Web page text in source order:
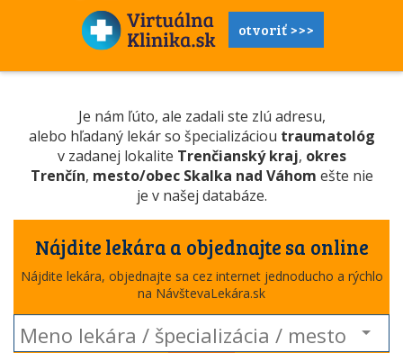
otvoriť >>>
Je nám ľúto, ale zadali ste zlú adresu,
alebo hľadaný lekár so špecializáciou traumatológ
v zadanej lokalite Trenčianský kraj, okres
Trenčín, mesto/obec Skalka nad Váhom ešte nie
je v našej databáze.
Nájdite lekára a objednajte sa online
Nájdite lekára, objednajte sa cez internet jednoducho a rýchlo
na NávštevaLekára.sk